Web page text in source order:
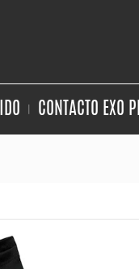
CONTACTO EXO